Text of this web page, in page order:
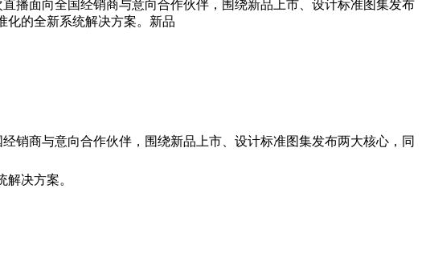
播面向全国经销商与意向合作伙伴，围绕新品上市、设计标准图集发布
化的全新系统解决方案。新品
销商与意向合作伙伴，围绕新品上市、设计标准图集发布两大核心，同
决方案。